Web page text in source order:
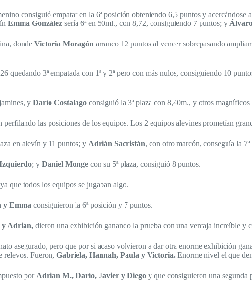
consiguió empatar en la 6ª posición obteniendo 6,5 puntos y acercándose
Emma González sería 6ª en 50ml., con 8,72, consiguiendo 7 puntos; y
donde Victoria Moragón arranco 12 puntos al vencer sobrepasando
quedando 3ª empatada con 1ª y 2ª pero con más nulos, consiguiendo 10
y Darío Costalago consiguió la 3ª plaza con 8,40m., y otros magníficos
las posiciones de los equipos. Los 2 equipos alevines prometían
en alevín y 11 puntos; y Adrián Sacristán, con otro marcón, conseguía la
; y Daniel Monge con su 5ª plaza, consiguió 8 puntos.
que todos los equipos se jugaban algo.
y Emma consiguieron la 6ª posición y 7 puntos.
y Adrián, dieron una exhibición ganando la prueba con una ventaja increíble y
asegurado, pero que por si acaso volvieron a dar otra enorme exhibición
relevos. Fueron, Gabriela, Hannah, Paula y Victoria. Enorme nivel el que
por Adrian M., Darío, Javier y Diego y que consiguieron una segunda